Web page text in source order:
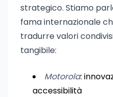
strategico. Stiamo
fama internazionale
tradurre valori
tangibile:
Motorola:
accessibilità